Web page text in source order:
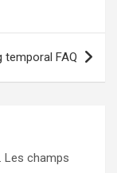
temporal FAQ
Les champs